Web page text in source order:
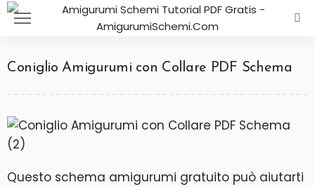
Coniglio Amigurumi con Collare PDF Schema
Questo schema amigurumi gratuito può aiutarti